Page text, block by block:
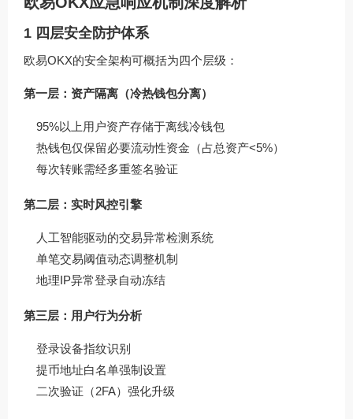
1 四层安全防护体系
欧易OKX的安全架构可概括为四个层级：
第一层：资产隔离（冷热钱包分离）
95%以上用户资产存储于离线冷钱包
热钱包仅保留必要流动性资金（占总资产<5%）
每次转账需经多重签名验证
第二层：实时风控引擎
人工智能驱动的交易异常检测系统
单笔交易阈值动态调整机制
地理IP异常登录自动冻结
第三层：用户行为分析
登录设备指纹识别
提币地址白名单强制设置
二次验证（2FA）强化升级